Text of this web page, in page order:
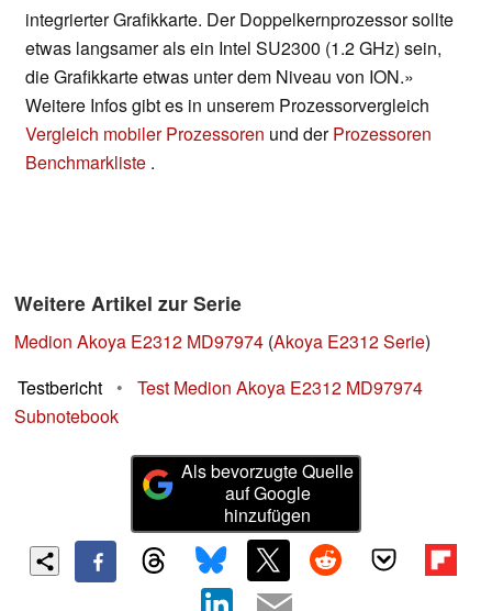
integrierter Grafikkarte. Der Doppelkernprozessor sollte
etwas langsamer als ein Intel SU2300 (1.2 GHz) sein,
die Grafikkarte etwas unter dem Niveau von ION.»
Weitere Infos gibt es in unserem Prozessorvergleich
Vergleich mobiler Prozessoren und derProzessoren
Benchmarkliste .
Weitere Artikel zur Serie
Medion Akoya E2312 MD97974 (Akoya E2312 Serie)
Testbericht
•
Test Medion Akoya E2312 MD97974
Subnotebook
Als bevorzugte Quelle
auf Google
hinzufügen